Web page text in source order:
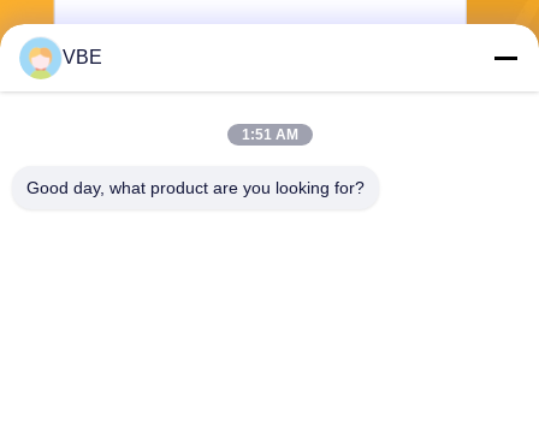
VBE
1:51 AM
Good day, what product are you looking for?